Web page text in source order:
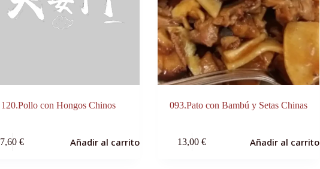
120.Pollo con Hongos Chinos
7,60€ Añadir al carrito
093.Pato con Bambú y Setas Chinas
13,00€ Añadir al carrito